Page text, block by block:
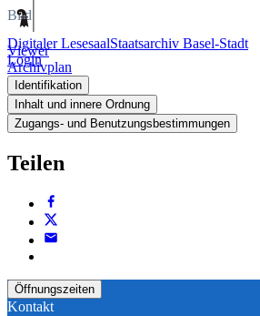
Digitaler LesesaalStaatsarchiv Basel-Stadt
Login
Bild
Viewer
Archivplan
Identifikation
Inhalt und innere Ordnung
Zugangs- und Benutzungsbestimmungen
Teilen
Öffnungszeiten
Kontakt